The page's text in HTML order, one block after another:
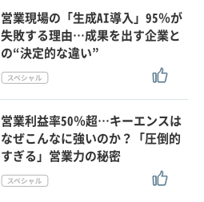
営業現場の「生成AI導入」95％が
失敗する理由…成果を出す企業と
の“決定的な違い”
営業利益率50％超…キーエンスは
なぜこんなに強いのか？「圧倒的
すぎる」営業力の秘密